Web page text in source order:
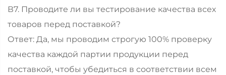
В7. Проводите ли вы тестирование качества всех
товаров перед поставкой?
Ответ: Да, мы проводим строгую 100% проверку
качества каждой партии продукции перед
поставкой, чтобы убедиться в соответствии всем